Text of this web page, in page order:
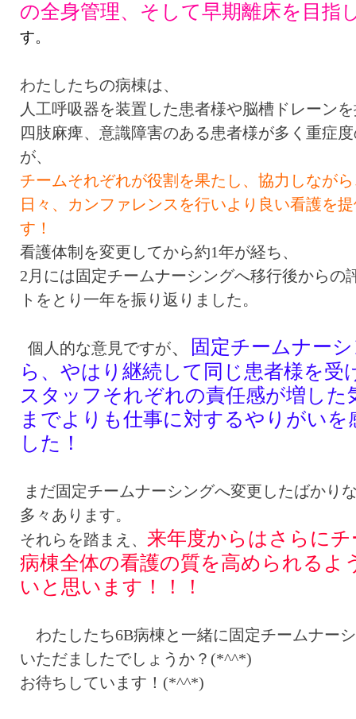
の全身管理、そして早期離床を目 指
す。
わたしたちの病棟は、
人工呼吸器を装置した患者様や脳槽ドレーン
四肢麻痺、意識障害のある患者様が多く重症
が、
チームそれぞれが役割を果たし、協力しなが
日々、カンファレンスを行いより良い看護を
す！
看護体制を変更してから約1年が経ち、
2月には固定チームナーシングへ移行後からの
トをとり一年を振り返りました。
個人的な意見ですが、
固定チームナー
ら、やはり継続して同じ患者様を受
スタッフそれぞれの責任感が増し
までよりも仕事に対するやりがい
した！
まだ固定チームナーシングへ変更したばかり
多々あります。
それらを踏まえ、 来年度からはさらに
病棟全体の看護の質を高められるよ
いと思います！！！
わたしたち6B病棟と一緒に固定チームナー
いただましたでしょうか？(*^^*)
お待ちしています！(*^^*)